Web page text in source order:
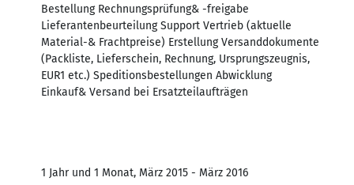
Bestellung Rechnungsprüfung& -freigabe
Lieferantenbeurteilung Support Vertrieb (aktuelle
Material-& Frachtpreise) Erstellung Versanddokumente
(Packliste, Lieferschein, Rechnung, Ursprungszeugnis,
EUR1 etc.) Speditionsbestellungen Abwicklung
Einkauf& Versand bei Ersatzteilaufträgen
1 Jahr und 1 Monat, März 2015 - März 2016